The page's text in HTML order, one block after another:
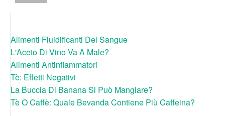
Alimenti Fluidificanti Del Sangue
L'Aceto Di Vino Va A Male?
Alimenti Antinfiammatori
Tè: Effetti Negativi
La Buccia Di Banana Si Può Mangiare?
Tè O Caffè: Quale Bevanda Contiene Più Caffeina?